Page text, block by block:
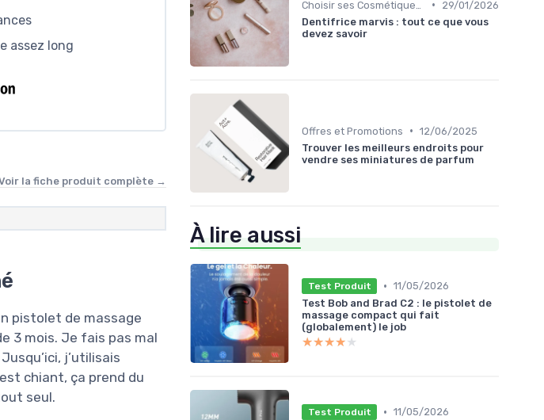
assez long
la fiche produit complète →
pistolet de massage
3 mois. Je fais pas mal
j’utilisais
chiant, ça prend du
seul.
•
29/01/2026
Dentifrice marvis : tout ce que vous
devez savoir
Offres et Promotions • 12/06/2025
Trouver les meilleurs endroits pour
vendre ses miniatures de parfum
À lire aussi
Test Produit • 11/05/2026
Test Bob and Brad C2 : le pistolet de
massage compact qui fait
(globalement) le job
★★★★★
★★★★★
Test Produit • 11/05/2026